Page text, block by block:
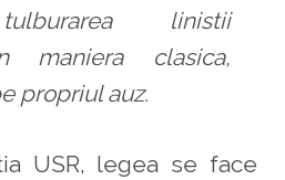
linistii
maniera clasica,
propriul auz.
USR, legea se face